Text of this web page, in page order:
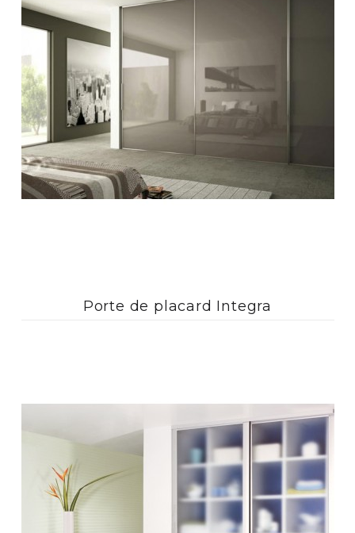
Porte de placard Integra